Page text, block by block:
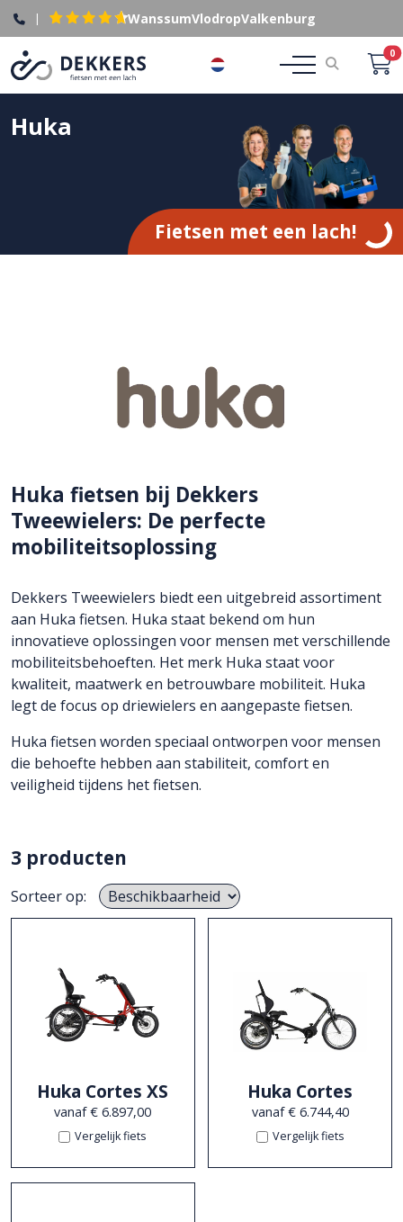
| WanssumVlodropValkenburg
0
Huka
Fietsen met een lach!
Huka fietsen bij Dekkers
Tweewielers: De perfecte
mobiliteitsoplossing
Dekkers Tweewielers biedt een uitgebreid assortiment
aan Huka fietsen. Huka staat bekend om hun
innovatieve oplossingen voor mensen met verschillende
mobiliteitsbehoeften. Het merk Huka staat voor
kwaliteit, maatwerk en betrouwbare mobiliteit. Huka
legt de focus op driewielers en aangepaste fietsen.
Huka fietsen worden speciaal ontworpen voor mensen
die behoefte hebben aan stabiliteit, comfort en
veiligheid tijdens het fietsen.
3 producten
Sorteer op:
Huka Cortes XS
vanaf € 6.897,00
Vergelijk fiets
Huka Cortes
vanaf € 6.744,40
Vergelijk fiets